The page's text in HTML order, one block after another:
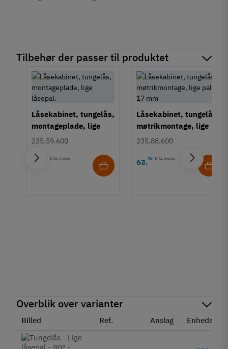
Tilbehør der passer til produktet
Låsekabinet, tungelås,
montageplade, lige
låsepal.
235.59.600
61 Inkl. moms
Låsekabinet, tungelås,
møtrikmontage, lige
pal - 17 mm
235.88.600
63,40 Inkl. moms
Overblik over varianter
Billed Ref. Anslag Enhedspris